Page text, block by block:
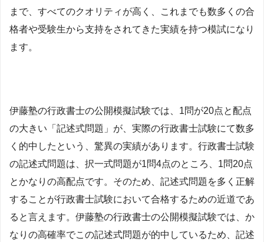
まで、すべてのクオリティが高く、これまでも数多くの合
格者や受験生から支持をされてきた実績を持つ模試になり
ます。
伊藤塾の行政書士の公開模擬試験では、1問が20点と配点
の大きい「記述式問題」が、実際の行政書士試験にて数多
く的中したという、驚異の実績があります。行政書士試験
の記述式問題は、択一式問題が1問4点のところ、1問20点
とかなりの高配点です。そのため、記述式問題を多く正解
することが行政書士試験において合格するための近道であ
ると言えます。伊藤塾の行政書士の公開模擬試験では、か
なりの高確率でこの記述式問題が的中しているため、記述